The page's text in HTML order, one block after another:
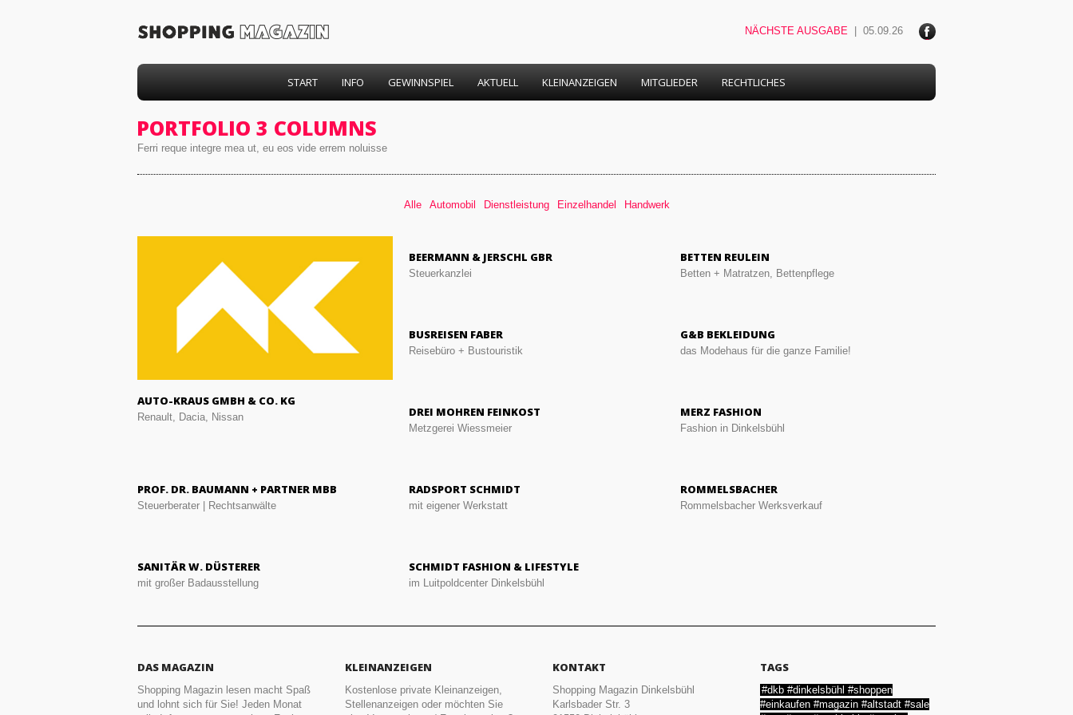
NÄCHSTE AUSGABE | 05.09.26
ace
k
START INFO GEWINNSPIEL AKTUELL KLEINANZEIGEN MITGLIEDER RECHTLICHES
PORTFOLIO 3 COLUMNS
Ferri reque integre mea ut, eu eos vide errem noluisse
Alle Automobil Dienstleistung Einzelhandel Handwerk
AUTO-KRAUS GMBH & CO. KG
Renault, Dacia, Nissan
BEERMANN & JERSCHL GBR
Steuerkanzlei
BETTEN REULEIN
Betten + Matratzen, Bettenpflege
BUSREISEN FABER
Reisebüro + Bustouristik
G&B BEKLEIDUNG
das Modehaus für die ganze Familie!
DREI MOHREN FEINKOST
Metzgerei Wiessmeier
MERZ FASHION
Fashion in Dinkelsbühl
PROF. DR. BAUMANN + PARTNER MBB
Steuerberater | Rechtsanwälte
RADSPORT SCHMIDT
mit eigener Werkstatt
ROMMELSBACHER
Rommelsbacher Werksverkauf
SANITÄR W. DÜSTERER
mit großer Badausstellung
SCHMIDT FASHION & LIFESTYLE
im Luitpoldcenter Dinkelsbühl
DAS MAGAZIN
Shopping Magazin lesen macht Spaß
und lohnt sich für Sie! Jeden Monat
KLEINANZEIGEN
Kostenlose private Kleinanzeigen,
Stellenanzeigen oder möchten Sie
KONTAKT
Shopping Magazin Dinkelsbühl
Karlsbader Str. 3
TAGS
#dkb #dinkelsbühl #shoppen
#einkaufen #magazin #altstadt #sale